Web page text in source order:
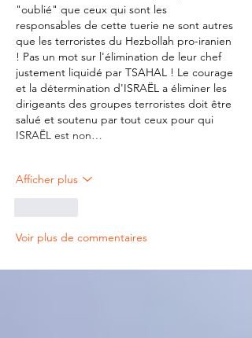
"oublié" que ceux qui sont les
responsables de cette tuerie ne sont autres
que les terroristes du Hezbollah pro-iranien
! Pas un mot sur l'élimination de leur chef
justement liquidé par TSAHAL ! Le courage
et la détermination d'ISRAËL a éliminer les
dirigeants des groupes terroristes doit être
salué et soutenu par tout ceux pour qui
ISRAËL est non…
Afficher plus
Voir plus de commentaires